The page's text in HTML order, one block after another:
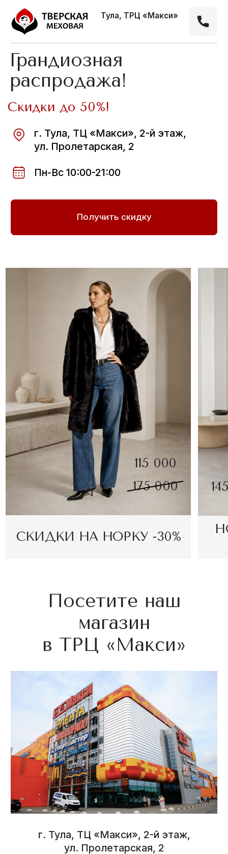
Тула, ТРЦ «Макси»
Скидки до 50%!
Грандиозная
распродажа!
ул. Пролетарская, 2
СКИДКИ НА НОРКУ -30%
115 000
175 000
Построить маршрут
Пн-Вс 10:00-21:00
г. Тула, ТЦ «Макси», 2-й этаж,
ул. Пролетарская, 2
Посетите наш
магазин
в ТРЦ «Макси»
Успейте купить!
Таких цен больше
не будет!